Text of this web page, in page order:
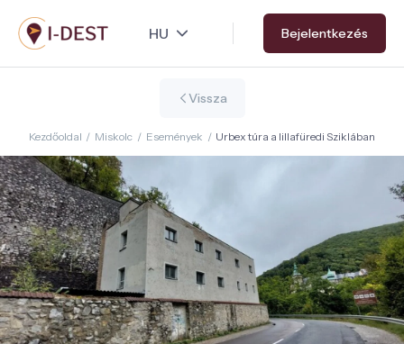
Ugrás
a
tartalomra
Bejelentkezés
Vissza
Kezdőoldal / Miskolc / Események / Urbex túra a lillafüredi Sziklában